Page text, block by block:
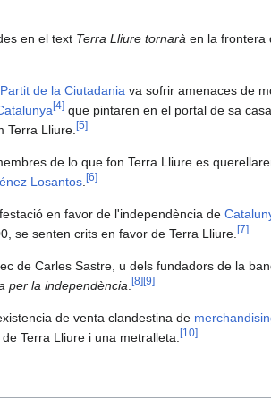
en el text Terra Lliure tornarà en la frontera
de la Ciutadania va sofrir amenaces de
[4] que pintaren en el portal de sa
Terra Lliure. [5]
de lo que fon Terra Lliure es
Losantos [6]
en favor de l'independència de
se senten crits en favor de Terra Lliure. [7]
de Carles Sastre, u dels fundadors de la
per la independència [8][9]
de venta clandestina de
Terra Lliure i una metralleta. [10]